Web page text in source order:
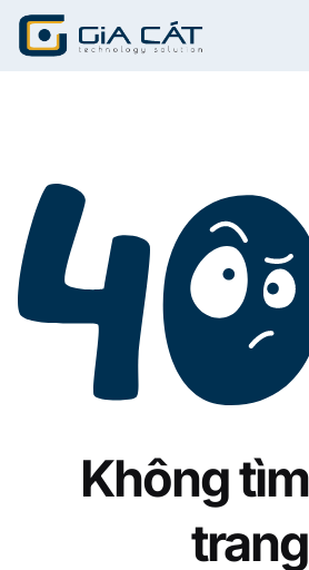
Không
trang